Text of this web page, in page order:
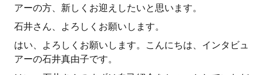
アーの方、新しくお迎えしたいと思います。
石井さん、よろしくお願いします。
はい、よろしくお願いします。こんにちは、インタビュ
アーの石井真由子です。